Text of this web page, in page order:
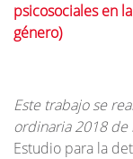
psicosociales en
género)
Este trabajo se
ordinaria 2018 de
Estudio para la